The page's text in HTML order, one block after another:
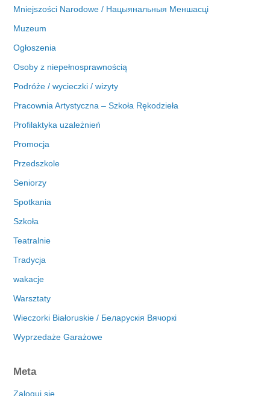
Mniejszości Narodowe / Нацыянальныя Меншасці
Muzeum
Ogłoszenia
Osoby z niepełnosprawnością
Podróże / wycieczki / wizyty
Pracownia Artystyczna – Szkoła Rękodzieła
Profilaktyka uzależnień
Promocja
Przedszkole
Seniorzy
Spotkania
Szkoła
Teatralnie
Tradycja
wakacje
Warsztaty
Wieczorki Białoruskie / Беларускія Вячоркі
Wyprzedaże Garażowe
Meta
Zaloguj się